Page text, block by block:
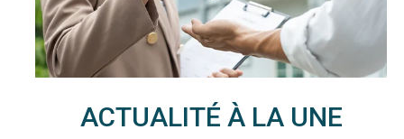
ACTUALITÉ À LA UNE